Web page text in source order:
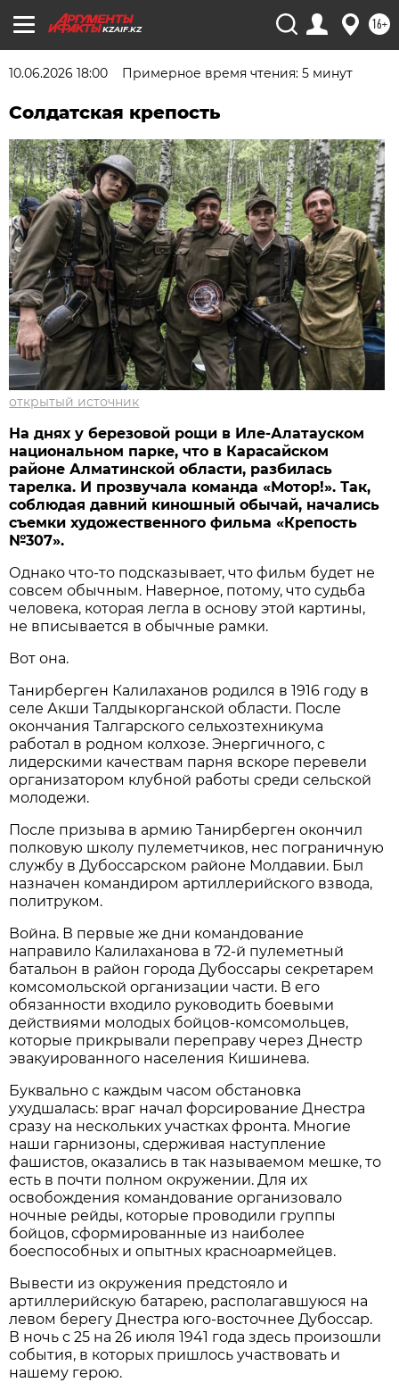
KZAIF.KZ 16+
10.06.2026 18:00 Примерное время чтения: 5 минут
Солдатская крепость
открытый источник
На днях у березовой рощи в Иле-Алатауском
национальном парке, что в Карасайском
районе Алматинской области, разбилась
тарелка. И прозвучала команда «Мотор!». Так,
соблюдая давний киношный обычай, начались
съемки художественного фильма «Крепость
№307».
Однако что-то подсказывает, что фильм будет не
совсем обычным. Наверное, потому, что судьба
человека, которая легла в основу этой картины,
не вписывается в обычные рамки.
Вот она.
Танирберген Калилаханов родился в 1916 году в
селе Акши Талдыкорганской области. После
окончания Талгарского сельхозтехникума
работал в родном колхозе. Энергичного, с
лидерскими качествам парня вскоре перевели
организатором клубной работы среди сельской
молодежи.
После призыва в армию Танирберген окончил
полковую школу пулеметчиков, нес пограничную
службу в Дубоссарском районе Молдавии. Был
назначен командиром артиллерийского взвода,
политруком.
Война. В первые же дни командование
направило Калилаханова в 72-й пулеметный
батальон в район города Дубоссары секретарем
комсомольской организации части. В его
обязанности входило руководить боевыми
действиями молодых бойцов-комсомольцев,
которые прикрывали переправу через Днестр
эвакуированного населения Кишинева.
Буквально с каждым часом обстановка
ухудшалась: враг начал форсирование Днестра
сразу на нескольких участках фронта. Многие
наши гарнизоны, сдерживая наступление
фашистов, оказались в так называемом мешке, то
есть в почти полном окружении. Для их
освобождения командование организовало
ночные рейды, которые проводили группы
бойцов, сформированные из наиболее
боеспособных и опытных красноармейцев.
Вывести из окружения предстояло и
артиллерийскую батарею, располагавшуюся на
левом берегу Днестра юго-восточнее Дубоссар.
В ночь с 25 на 26 июля 1941 года здесь произошли
события, в которых пришлось участвовать и
нашему герою.